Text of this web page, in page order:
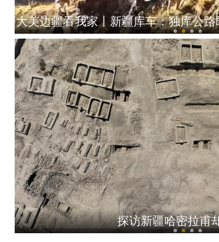
大美边疆看我家丨新疆库车：独库公
新疆：六一儿童节来临前 师生为
探访新疆哈密拉甫